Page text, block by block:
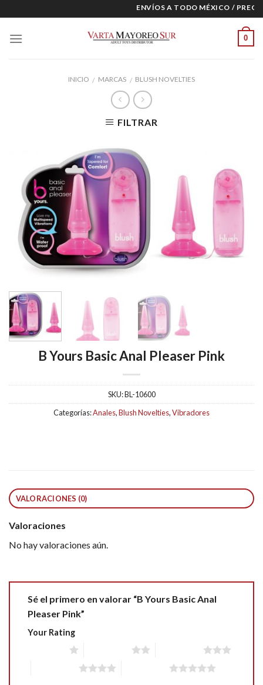
to
content
ENVÍOS A TODO MÉXICO /
0
INICIO / MARCAS / BLUSH NOVELTIES
FILTRAR
B Yours Basic Anal Pleaser Pink
SKU:BL-10600
Categorías:Anales,Blush Novelties,Vibradores
VALORACIONES (0)
Valoraciones
No hay valoraciones aún.
Sé el primero en valorar “B Yours Basic Anal
Pleaser Pink”
Your Rating